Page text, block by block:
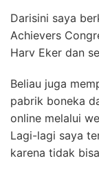
Darisini saya
Achievers
Harv Eker dan
Beliau juga
pabrik boneka
online melalui
Lagi-lagi saya
karena tidak